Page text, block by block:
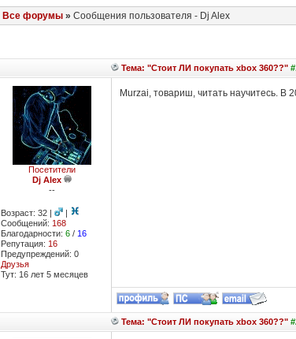
Все форумы» Сообщения пользователя - Dj Alex
Тема: "Стоит ЛИ покупать xbox 360??"
Посетители
Dj Alex
--
Возраст: 32 |
|
Сообщений: 168
Благодарности: 6/ 16
Репутация: 16
Предупреждений: 0
Друзья
Тут: 16 лет 5 месяцев
Murzai, товариш, читать научитесь. В
Тема: "Стоит ЛИ покупать xbox 360??"